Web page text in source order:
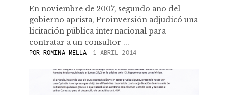
En noviembre de 2007, segundo año del
gobierno aprista, Proinversión adjudicó una
licitación pública internacional para
contratar a un consultor ...
POR ROMINA MELLA 1 ABRIL 2014